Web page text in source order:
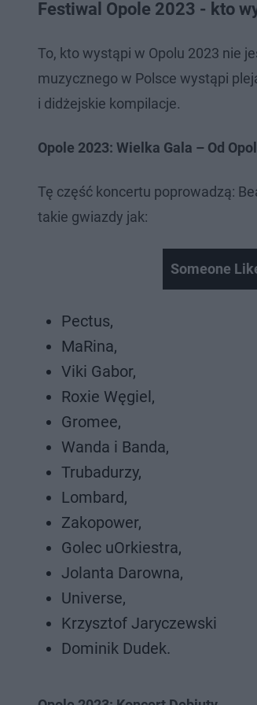
Festiwal Opole 2023 - kto
To, kto wystąpi w Opolu 2023 nie
muzycznego w Polsce wystąpi
i didżejskie kompilacje.
Opole 2023: Wielka Gala – Od
Tę część koncertu poprowadzą:
takie gwiazdy jak:
Someone
Pectus,
MaRina,
Viki Gabor,
Roxie Węgiel,
Gromee,
Wanda i Banda,
Trubadurzy,
Lombard,
Zakopower,
Golec uOrkiestra,
Jolanta Darowna,
Universe,
Krzysztof Jaryczewski
Dominik Dudek.